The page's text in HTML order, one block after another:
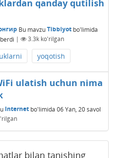
qanday qutilish
Bu mavzuTibbiyotbo'limida
| 3.3kko'rilgan
yoqotish
ulatish uchun nima
Internetbo'limida 06 Yan, 20 savol
bilan tanishing